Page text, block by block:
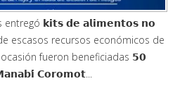
entregó 𝗸𝗶𝘁𝘀 𝗱𝗲 𝗮𝗹𝗶𝗺𝗲𝗻𝘁𝗼𝘀 𝗻𝗼
escasos recursos económicos de
fueron beneficiadas 𝟱𝟬
𝗖𝗼𝗿𝗼𝗺𝗼𝘁...